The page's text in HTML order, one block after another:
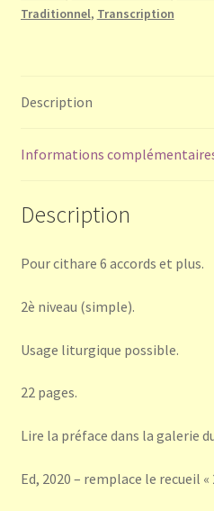
Traditionnel, Transcription
Description
Informations
Description
Pour cithare 6 accords et plus.
2è niveau (simple).
Usage liturgique possible.
22 pages.
Lire la préface dans la galerie
Ed, 2020 – remplace le recueil «